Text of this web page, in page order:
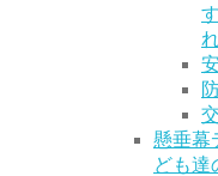
懸垂幕
ども達